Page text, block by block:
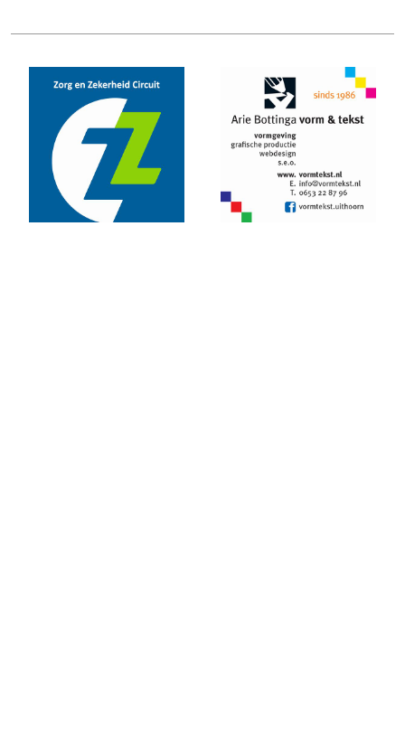
Nieuwjaarsloop Leiden, Z&Z-circuit
Kerstloop 2019
Uitslagen Weekend 15 December 2019
Pepernoten Run 2019
Uitslagen Weekend 15 November 2019